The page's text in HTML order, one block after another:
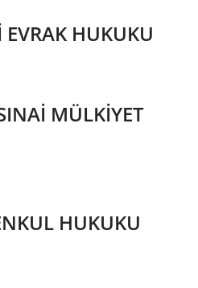
EVRAK HUKUKU
MÜLKİYET
HUKUKU